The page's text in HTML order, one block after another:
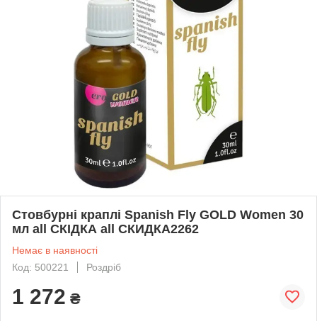
Стовбурні краплі Spanish Fly GOLD Women 30
мл all СКІДКА all СКИДКА2262
Немає в наявності
Код: 500221
Роздріб
1 272 ₴